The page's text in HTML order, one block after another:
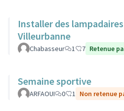
Installer des
Villeurbanne
Chabasseur 1 7 Retenue
Semaine sportive
ARFAOUI 0 1 Non retenue